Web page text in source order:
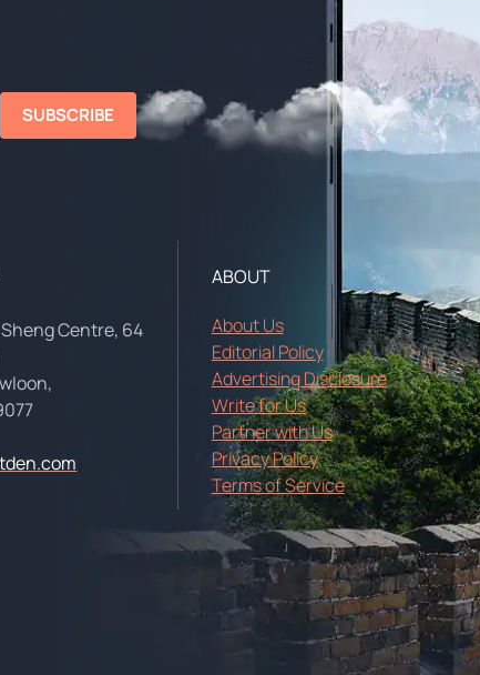
SUBSCRIBE
Centre, 64
ABOUT
About Us
Editorial Policy
Advertising Disclosure
Write for Us
Partner with Us
Privacy Policy
Terms of Service